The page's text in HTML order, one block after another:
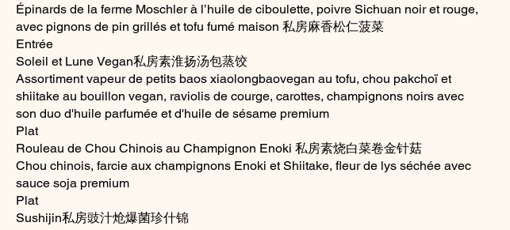
Épinards de la ferme Moschler à l’huile de ciboulette, poivre Sichuan noir et rouge,
avec pignons de pin grillés et tofu fumé maison 私房麻香松仁菠菜
Entrée
Soleil et Lune Vegan私房素淮扬汤包蒸饺
Assortiment vapeur de petits baos xiaolongbaovegan au tofu, chou pakchoï et
shiitake au bouillon vegan, raviolis de courge, carottes, champignons noirs avec
son duo d'huile parfumée et d'huile de sésame premium
Plat
Rouleau de Chou Chinois au Champignon Enoki 私房素烧白菜卷金针菇
Chou chinois, farcie aux champignons Enoki et Shiitake, fleur de lys séchée avec
sauce soja premium
Plat
Sushijin私房豉汁炝爆菌珍什锦